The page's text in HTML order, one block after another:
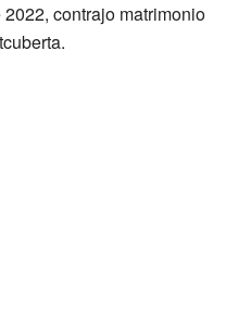
contrajo matrimonio